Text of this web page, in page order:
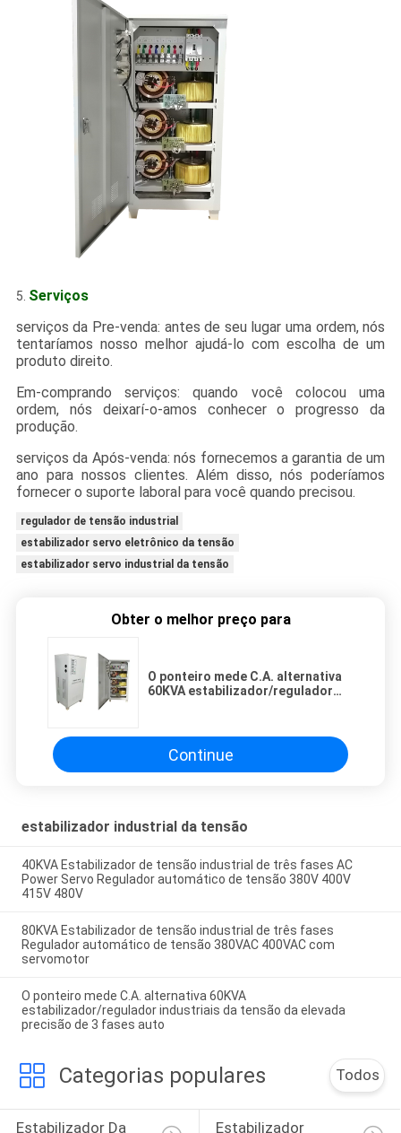
5. Serviços
serviços da Pre-venda: antes de seu lugar uma ordem, nós
tentaríamos nosso melhor ajudá-lo com escolha de um
produto direito.
Em-comprando serviços: quando você colocou uma
ordem, nós deixarí-o-amos conhecer o progresso da
produção.
serviços da Após-venda: nós fornecemos a garantia de um
ano para nossos clientes. Além disso, nós poderíamos
fornecer o suporte laboral para você quando precisou.
regulador de tensão industrial
estabilizador servo eletrônico da tensão
estabilizador servo industrial da tensão
Obter o melhor preço para
O ponteiro mede C.A. alternativa
60KVA estabilizador/regulador
Continue
estabilizador industrial da tensão
40KVA Estabilizador de tensão industrial de três fases AC
Power Servo Regulador automático de tensão 380V 400V
415V 480V
80KVA Estabilizador de tensão industrial de três fases
Regulador automático de tensão 380VAC 400VAC com
servomotor
O ponteiro mede C.A. alternativa 60KVA
estabilizador/regulador industriais da tensão da elevada
precisão de 3 fases auto
Categorias populares Todos
Estabilizador Da Estabilizador